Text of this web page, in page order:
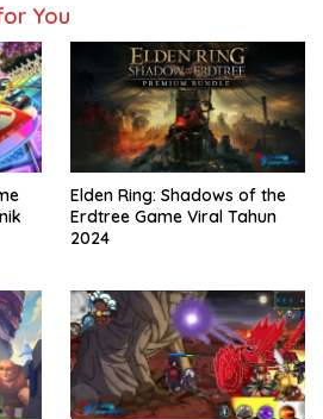
You
Elden Ring: Shadows of the
Erdtree Game Viral Tahun
2024